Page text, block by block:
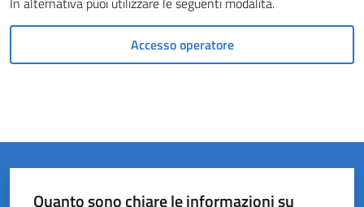
Servizi
line
argomenti
Accesso operatore
Quanto sono chiare le informazioni su